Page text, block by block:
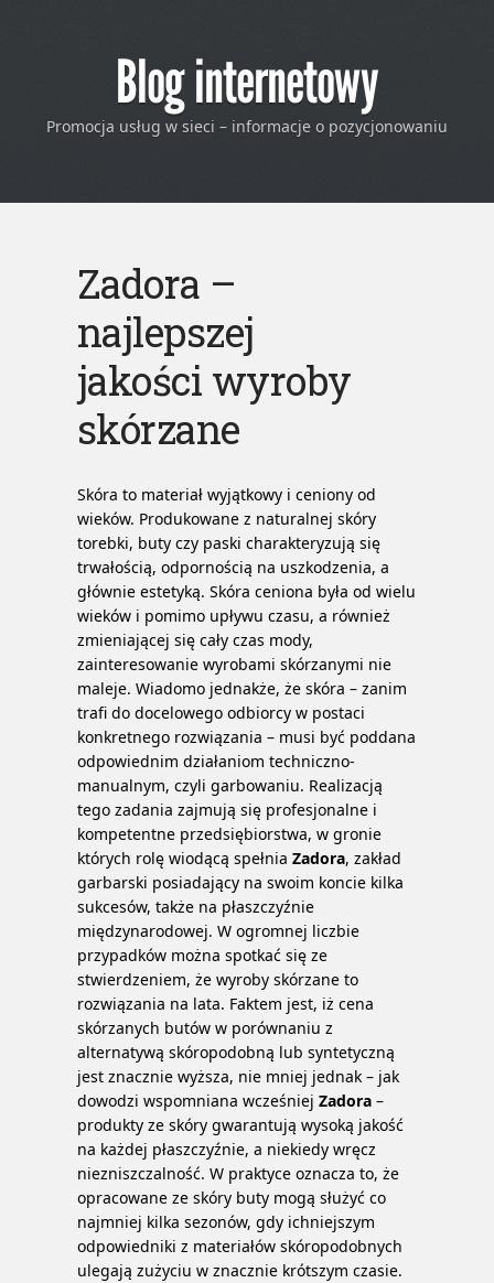
Blog internetowy
Promocja usług w sieci – informacje o pozycjonowaniu
Zadora –
najlepszej
jakości wyroby
skórzane
Skóra to materiał wyjątkowy i ceniony od
wieków. Produkowane z naturalnej skóry
torebki, buty czy paski charakteryzują się
trwałością, odpornością na uszkodzenia, a
głównie estetyką. Skóra ceniona była od wielu
wieków i pomimo upływu czasu, a również
zmieniającej się cały czas mody,
zainteresowanie wyrobami skórzanymi nie
maleje. Wiadomo jednakże, że skóra – zanim
trafi do docelowego odbiorcy w postaci
konkretnego rozwiązania – musi być poddana
odpowiednim działaniom techniczno-
manualnym, czyli garbowaniu. Realizacją
tego zadania zajmują się profesjonalne i
kompetentne przedsiębiorstwa, w gronie
których rolę wiodącą spełnia Zadora, zakład
garbarski posiadający na swoim koncie kilka
sukcesów, także na płaszczyźnie
międzynarodowej. W ogromnej liczbie
przypadków można spotkać się ze
stwierdzeniem, że wyroby skórzane to
rozwiązania na lata. Faktem jest, iż cena
skórzanych butów w porównaniu z
alternatywą skóropodobną lub syntetyczną
jest znacznie wyższa, nie mniej jednak – jak
dowodzi wspomniana wcześniej Zadora –
produkty ze skóry gwarantują wysoką jakość
na każdej płaszczyźnie, a niekiedy wręcz
niezniszczalność. W praktyce oznacza to, że
opracowane ze skóry buty mogą służyć co
najmniej kilka sezonów, gdy ichniejszym
odpowiedniki z materiałów skóropodobnych
ulegają zużyciu w znacznie krótszym czasie.